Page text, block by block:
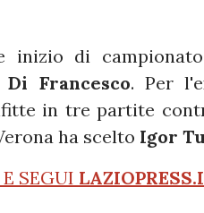
inizio di
Di Francesco. Per
in tre partite
ha scelto Igor
SEGUI